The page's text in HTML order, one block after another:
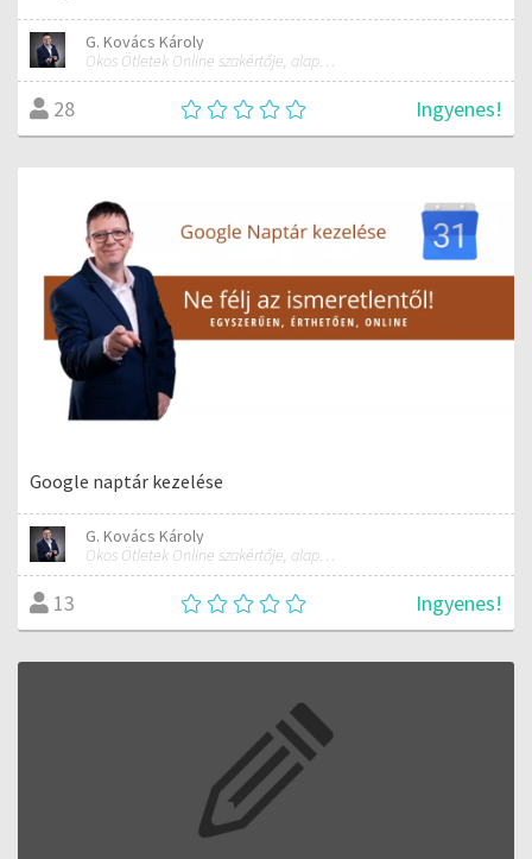
G. Kovács Károly
Okos Ötletek Online szakértője, alapítója
28 Ingyenes!
Google naptár kezelése
G. Kovács Károly
Okos Ötletek Online szakértője, alapítója
13 Ingyenes!